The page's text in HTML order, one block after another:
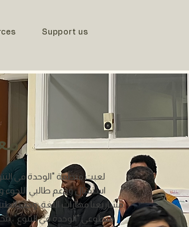
Support us
استقبال ودعم طالبي اللجوء
مشاريعنا مهارات اللغة، وحب
متطوعي "الوحدة في التنوع"،